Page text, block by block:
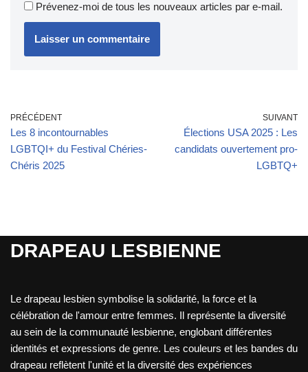
Prévenez-moi de tous les nouveaux articles par e-mail.
PRÉCÉDENT
Les 8 incontournables
LGBTQI+ du Festival Chéries-
Chéris 2025
SUIVANT
Élections USA 2025 : Les
candidats ouvertement pro-
LGBTQ+
DRAPEAU LESBIENNE
Le drapeau lesbien symbolise la solidarité, la force et la
célébration de l'amour entre femmes. Il représente la diversité
au sein de la communauté lesbienne, englobant différentes
identités et expressions de genre. Les couleurs et les bandes du
drapeau reflètent l'unité et la diversité des expériences